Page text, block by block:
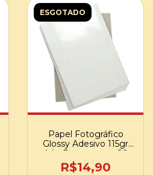
ESGOTADO
Papel Fotográfico
Glossy Adesivo 115gr
A4 - Pacote com 20
folhas
R$14,90